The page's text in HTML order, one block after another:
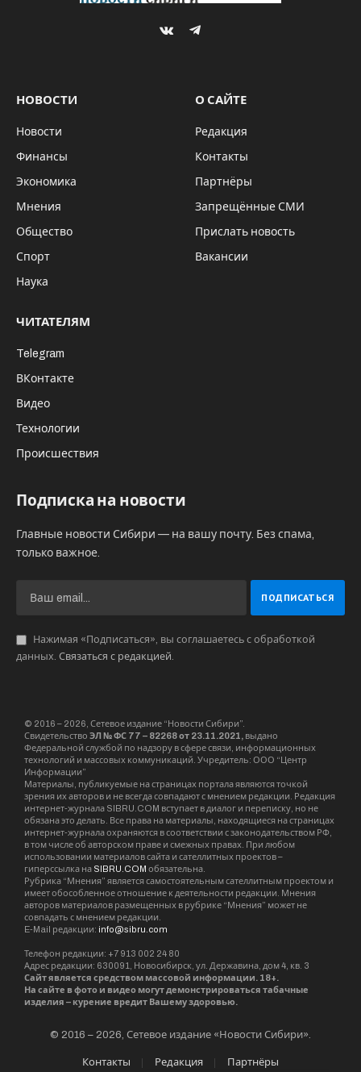
Вечером 6 июня в честь 225-летия со дня
рождения А. С. Пушкина в парке Кольцово
продлится еще до конца недели. Старт
празднику дал флешмоб «Гуляем в стиле
Пушкина». Организаторами необычной
инициативы выступили Молодежный
центр Кольцово и КДЦ «Факел».
— Ждем гостей в костюмах эпохи Пушкина,
костюм и лучший образ ждет приз! —
Кольцово и. о. директора МЦ Ольга Русакова.